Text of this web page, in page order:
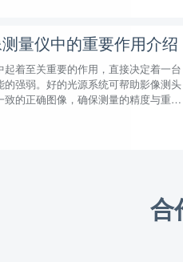
量仪中的重要作用介绍
着至关重要的作用，直接决定着一台
强弱。好的光源系统可帮助影像测头
的正确图像，确保测量的精度与重复
合